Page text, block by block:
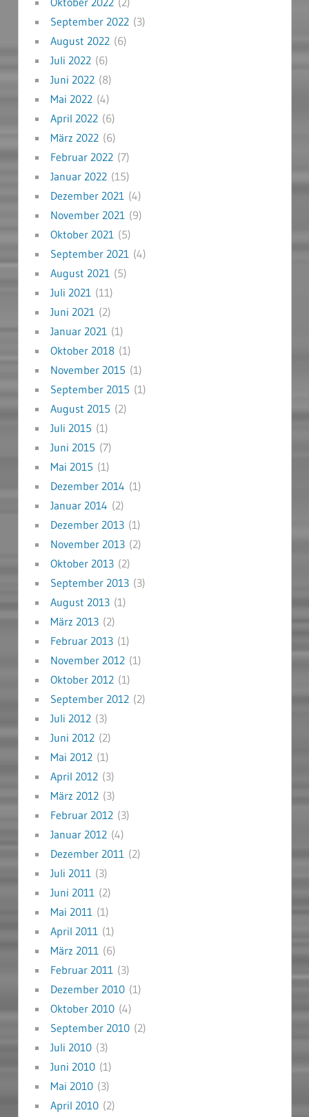
September 2022(3)
August 2022(6)
Juli 2022(6)
Juni 2022(8)
Mai 2022(4)
April 2022(6)
März 2022(6)
Februar 2022(7)
Januar 2022(15)
Dezember 2021(4)
November 2021(9)
Oktober 2021(5)
September 2021(4)
August 2021(5)
Juli 2021(11)
Juni 2021(2)
Januar 2021(1)
Oktober 2018(1)
November 2015 (1)
September 2015 (1)
August 2015 (2)
Juli 2015 (1)
Juni 2015 (7)
Mai 2015 (1)
Dezember 2014 (1)
Januar 2014 (2)
Dezember 2013(1)
November 2013(2)
Oktober 2013(2)
September 2013(3)
August 2013(1)
März 2013(2)
Februar 2013(1)
November 2012(1)
Oktober 2012(1)
September 2012(2)
Juli 2012(3)
Juni 2012(2)
Mai 2012(1)
April 2012(3)
März 2012(3)
Februar 2012(3)
Januar 2012(4)
Dezember 2011(2)
Juli 2011(3)
Juni 2011(2)
Mai 2011(1)
April 2011(1)
März 2011(6)
Februar 2011(3)
Dezember 2010(1)
Oktober 2010(4)
September 2010(2)
Juli 2010(3)
Juni 2010(1)
Mai 2010(3)
April 2010(2)